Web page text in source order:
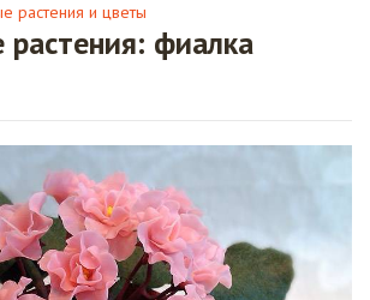
растения и цветы
фиалка